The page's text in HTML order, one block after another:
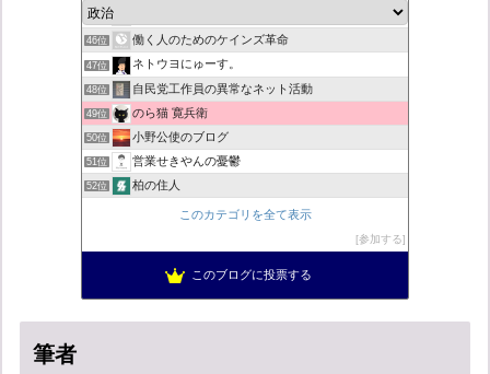
45位
46位 働く人のためのケインズ革命
47位 ネトウヨにゅーす。
48位 自民党工作員の異常なネット活動
49位 のら猫 寛兵衛
50位 小野公使のブログ
51位 営業せきやんの憂鬱
52位 柏の住人
菜穂は猫が好き
ねずさんの学ぼう日本
このカテゴリを全て表示
参加する
このブログに投票する
筆者